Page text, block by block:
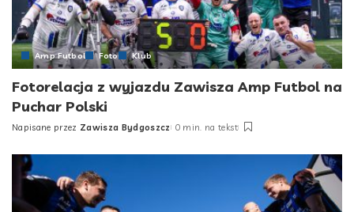
Amp Futbol Foto Klub
Fotorelacja z wyjazdu Zawisza Amp Futbol na
Puchar Polski
Posted
Napisane przez Zawisza Bydgoszcz 0 min. na tekst